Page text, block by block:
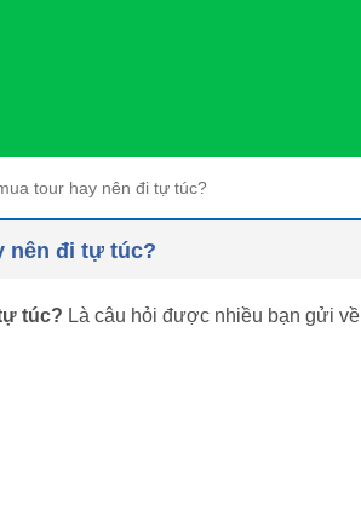
tour hay nên đi tự túc?
nên đi tự túc?
túc? Là câu hỏi được nhiều bạn gửi về